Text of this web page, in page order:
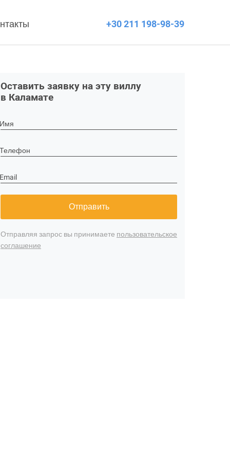
+30 211 198-98-39
Оставить заявку на эту виллу
в Каламате
Имя
Телефон
Email
Отправить
Отправляя запрос вы принимаете пользовательское
соглашение